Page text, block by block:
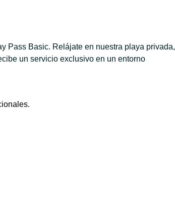
Pass Basic. Relájate en nuestra playa privada,
un servicio exclusivo en un entorno